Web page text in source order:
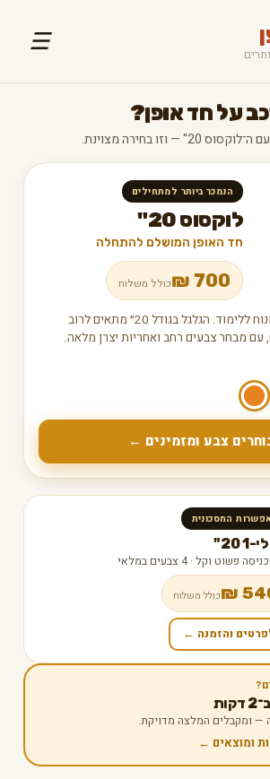
☰
על חד אופן?
— וזו בחירה מצוינת.
הנמכר ביותר למתחילים
לוקסוס 20"
חד האופן המושלם להתחלה
700
₪כולל משלוח
איכות מעולה, יציב ונוח ללימוד. הגלגל בגודל 20״ מתאים לרוב
עם מבחר צבעים רחב ואחריות יצרן מלאה.
צבע ומזמינים ←
החסכונית
1 20"
פשוט וקל · 4 צבעים במלאי
540 כולל משלוח
והזמנה ←
— ומקבלים המלצה מדויקת.
ומוצאים ←